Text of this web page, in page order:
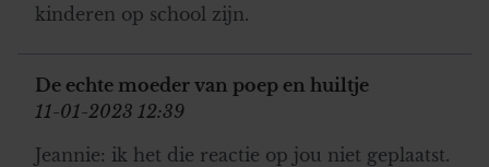
kinderen op school zijn.
De echte moeder van poep en huiltje
11-01-2023 12:39
Jeannie: ik het die reactie op jou niet geplaatst.